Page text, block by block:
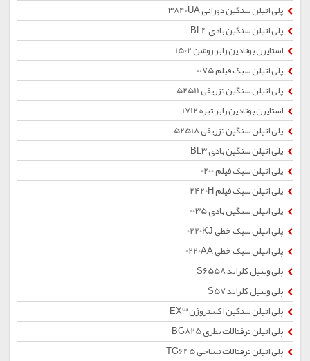
پلی اتیلن سنگین دورانی 3840UA
پلی اتیلن سنگین بادی BL4
استایرن بوتادین رابر روشن 1502
پلی اتیلن سبک فیلم 0075
پلی اتیلن سنگین تزریقی 52511
استایرن بوتادین رابر تیره 1712
پلی اتیلن سنگین تزریقی 52518
پلی اتیلن سنگین بادی BL3
پلی اتیلن سبک فیلم 0200
پلی اتیلن سبک فیلم 2420H
پلی اتیلن سنگین بادی 0035
پلی اتیلن سبک خطی 0220KJ
پلی اتیلن سبک خطی 0220AA
پلی وینیل کلراید S6558
پلی وینیل کلراید S57
پلی اتیلن سنگین اکستروژن EX3
پلی اتیلن ترفتالات بطری BG825
پلی اتیلن ترفتالات نساجی TG645